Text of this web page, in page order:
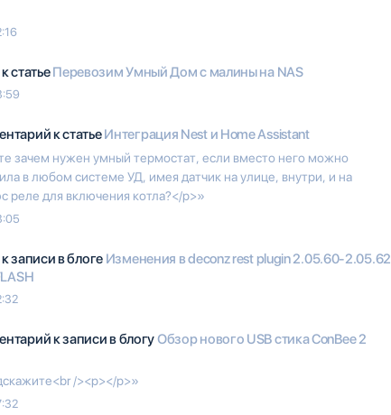
статьеПеревозим Умный Дом с малины на NAS
к статьеИнтеграция Nest и Home Assistant
зачем нужен умный термостат, если вместо него можно
в любом системе УД, имея датчик на улице, внутри, и на
реле для включения котла?</p>»
записи в блоге Изменения в deconz rest plugin 2.05.60-2.05.62
к записи в блогуОбзор нового USB стика ConBee 2
/><p></p>»